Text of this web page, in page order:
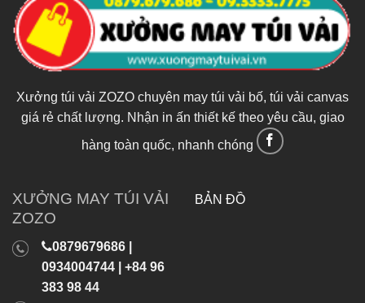
Xưởng túi vải ZOZO chuyên may túi vải bố, túi vải canvas
giá rẻ chất lượng. Nhận in ấn thiết kế theo yêu cầu, giao
hàng toàn quốc, nhanh chóng
XƯỞNG MAY TÚI VẢI
ZOZO
0879679686 |
0934004744 | +84 96
383 98 44
BẢN ĐỒ